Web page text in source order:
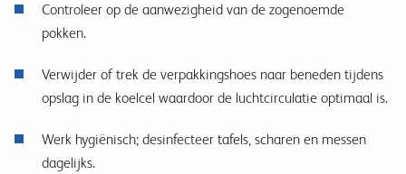
Controleer op de aanwezigheid van de zogenoemde
pokken.
Verwijder of trek de verpakkingshoes naar beneden tijdens
opslag in de koelcel waardoor de luchtcirculatie optimaal is.
Werk hygiënisch; desinfecteer tafels, scharen en messen
dagelijks.